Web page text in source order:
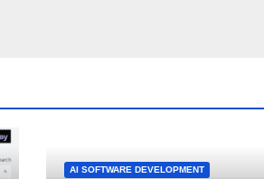
AI SOFTWARE DEVELOPMENT